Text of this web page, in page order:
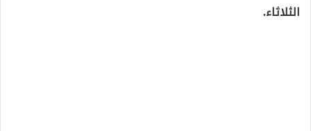
الثلاثاء.